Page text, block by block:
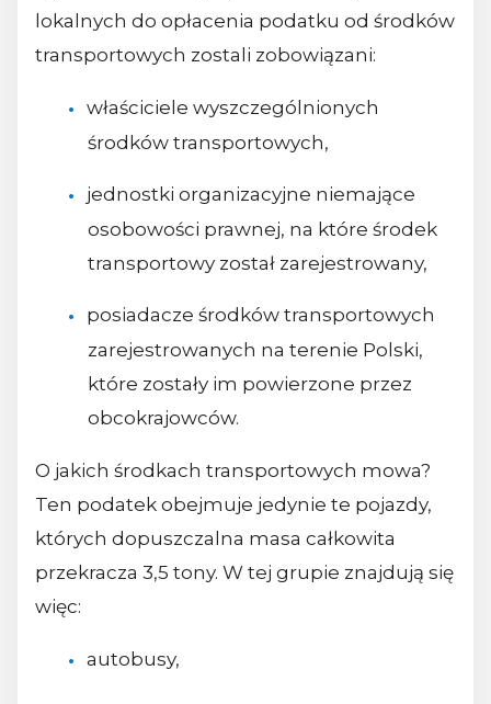
lokalnych do opłacenia podatku od środków
transportowych zostali zobowiązani:
właściciele wyszczególnionych
środków transportowych,
jednostki organizacyjne niemające
osobowości prawnej, na które środek
transportowy został zarejestrowany,
posiadacze środków transportowych
zarejestrowanych na terenie Polski,
które zostały im powierzone przez
obcokrajowców.
O jakich środkach transportowych mowa?
Ten podatek obejmuje jedynie te pojazdy,
których dopuszczalna masa całkowita
przekracza 3,5 tony. W tej grupie znajdują się
więc:
autobusy,